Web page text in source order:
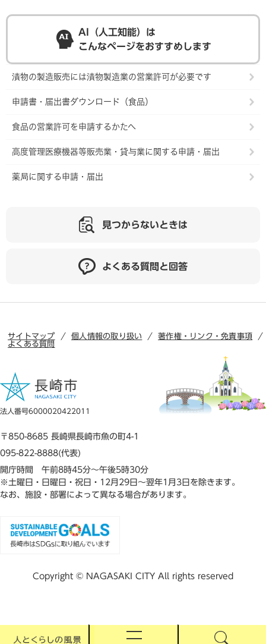
AI（人工知能）は
こんなページをおすすめします
漬物の製造販売には漬物製造業の営業許可が必要です
申請書・届出書ダウンロード（食品）
食品の営業許可を申請するかたへ
高度管理医療機器等販売業・貸与業に関する申請・届出
薬局に関する申請・届出
見つからないときは
よくある質問と回答
サイトマップ 個人情報の取り扱い
著作権・リンク・免責事項
よくある質問
法人番号6000020422011
〒850-8685 長崎県長崎市魚の町4-1
095-822-8888(代表)
開庁時間 午前8時45分～午後5時30分
※土曜日・日曜日・祝日・12月29日～翌年1月3日を除きます。
なお、施設・部署によって異なる場合があります。
Copyright © NAGASAKI CITY All rights reserved